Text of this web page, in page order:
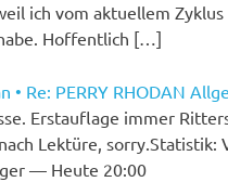
ich vom aktuellem Zyklus
Hoffentlich […]
• Re: PERRY RHODAN
Erstauflage immer
Lektüre, sorry.Statistik:
— Heute 20:00